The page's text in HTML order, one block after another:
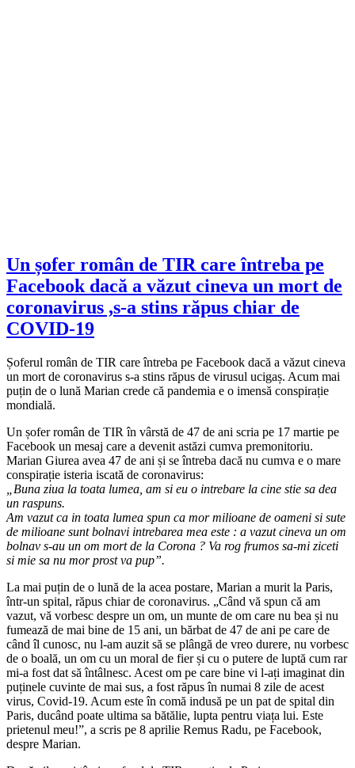
Un șofer român de TIR care întreba pe
Facebook dacă a văzut cineva un mort de
coronavirus ,s-a stins răpus chiar de
COVID-19
Șoferul român de TIR care întreba pe Facebook dacă a văzut cineva
un mort de coronavirus s-a stins răpus de virusul ucigaș. Acum mai
puțin de o lună Marian crede că pandemia e o imensă conspirație
mondială.
Un șofer român de TIR în vârstă de 47 de ani scria pe 17 martie pe
Facebook un mesaj care a devenit astăzi cumva premonitoriu.
Marian Giurea avea 47 de ani și se întreba dacă nu cumva e o mare
conspirație isteria iscată de coronavirus:
„Buna ziua la toata lumea, am si eu o intrebare la cine stie sa dea
un raspuns.
Am vazut ca in toata lumea spun ca mor milioane de oameni si sute
de milioane sunt bolnavi intrebarea mea este : a vazut cineva un om
bolnav s-au un om mort de la Corona ? Va rog frumos sa-mi ziceti
si mie sa nu mor prost va pup”.
La mai puțin de o lună de la acea postare, Marian a murit la Paris,
într-un spital, răpus chiar de coronavirus. „Când vă spun că am
vazut, vă vorbesc despre un om, un munte de om care nu bea și nu
fumează de mai bine de 15 ani, un bărbat de 47 de ani pe care de
când îl cunosc, nu l-am auzit să se plângă de vreo durere, nu vorbesc
de o boală, un om cu un moral de fier și cu o putere de luptă cum rar
mi-a fost dat să întâlnesc. Acest om pe care bine vi l-ați imaginat din
puținele cuvinte de mai sus, a fost răpus în numai 8 zile de acest
virus, Covid-19. Acum este în comă indusă pe un pat de spital din
Paris, ducând poate ultima sa bătălie, lupta pentru viața lui. Este
prietenul meu!”, a scris pe 8 aprilie Remus Radu, pe Facebook,
despre Marian.